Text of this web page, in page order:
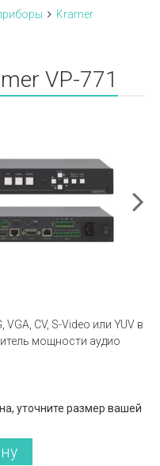
Kramer
VP-771
CV, S-Video или YUV в
мощности аудио
уточните размер вашей